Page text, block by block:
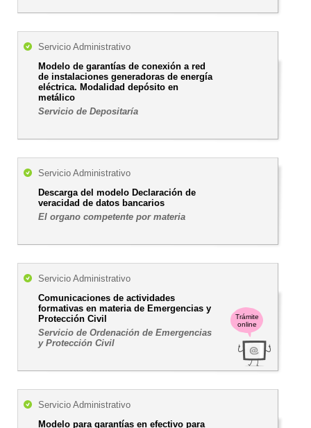
Servicio Administrativo
Modelo de garantías de conexión a red
de instalaciones generadoras de energía
eléctrica. Modalidad depósito en
metálico
Servicio de Depositaría
Servicio Administrativo
Descarga del modelo Declaración de
veracidad de datos bancarios
El organo competente por materia
Trámite
online
Servicio Administrativo
Comunicaciones de actividades
formativas en materia de Emergencias y
Protección Civil
Servicio de Ordenación de Emergencias
y Protección Civil
Servicio Administrativo
Modelo para garantías en efectivo para